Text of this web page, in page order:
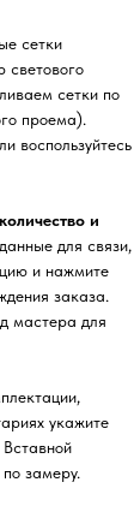
сетки
светового
сетки по
проема).
воспользуйтесь
и
для связи,
и нажмите
заказа.
мастера для
укажите
замеру.